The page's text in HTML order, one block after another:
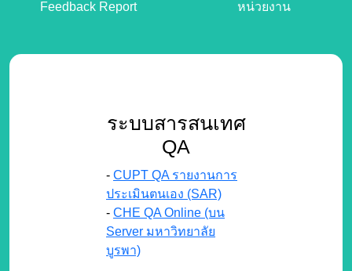
Feedback Report หน่วยงาน
ระบบสารสนเทศ
QA
- CUPT QA รายงานการ
ประเมินตนเอง (SAR)
- CHE QA Online (บน
Server มหาวิทยาลัย
บูรพา)